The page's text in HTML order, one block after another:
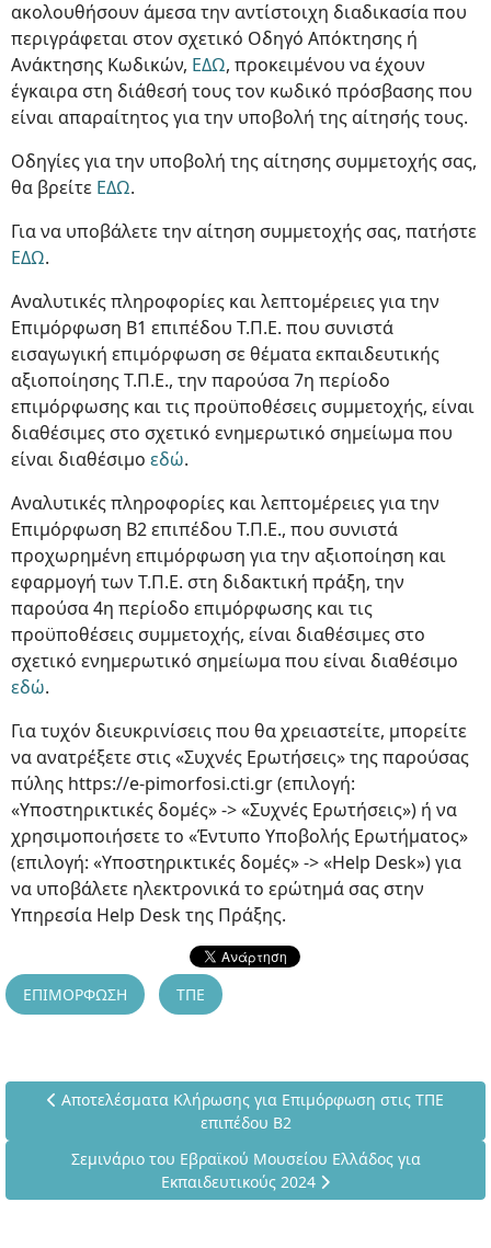
ακολουθήσουν άμεσα την αντίστοιχη διαδικασία που
περιγράφεται στον σχετικό Οδηγό Απόκτησης ή
Ανάκτησης Κωδικών, ΕΔΩ, προκειμένου να έχουν
έγκαιρα στη διάθεσή τους τον κωδικό πρόσβασης που
είναι απαραίτητος για την υποβολή της αίτησής τους.
Οδηγίες για την υποβολή της αίτησης συμμετοχής σας,
θα βρείτε ΕΔΩ.
Για να υποβάλετε την αίτηση συμμετοχής σας, πατήστε
ΕΔΩ.
Αναλυτικές πληροφορίες και λεπτομέρειες για την
Επιμόρφωση Β1 επιπέδου Τ.Π.Ε. που συνιστά
εισαγωγική επιμόρφωση σε θέματα εκπαιδευτικής
αξιοποίησης Τ.Π.Ε., την παρούσα 7η περίοδο
επιμόρφωσης και τις προϋποθέσεις συμμετοχής, είναι
διαθέσιμες στο σχετικό ενημερωτικό σημείωμα που
είναι διαθέσιμο εδώ.
Αναλυτικές πληροφορίες και λεπτομέρειες για την
Επιμόρφωση Β2 επιπέδου Τ.Π.Ε., που συνιστά
προχωρημένη επιμόρφωση για την αξιοποίηση και
εφαρμογή των Τ.Π.Ε. στη διδακτική πράξη, την
παρούσα 4η περίοδο επιμόρφωσης και τις
προϋποθέσεις συμμετοχής, είναι διαθέσιμες στο
σχετικό ενημερωτικό σημείωμα που είναι διαθέσιμο
εδώ.
Για τυχόν διευκρινίσεις που θα χρειαστείτε, μπορείτε
να ανατρέξετε στις «Συχνές Ερωτήσεις» της παρούσας
πύλης https://e-pimorfosi.cti.gr (επιλογή:
«Υποστηρικτικές δομές» -> «Συχνές Ερωτήσεις») ή να
χρησιμοποιήσετε το «Έντυπο Υποβολής Ερωτήματος»
(επιλογή: «Υποστηρικτικές δομές» -> «Help Desk») για
να υποβάλετε ηλεκτρονικά το ερώτημά σας στην
Υπηρεσία Help Desk της Πράξης.
ΕΠΙΜΟΡΦΩΣΗ ΤΠΕ
Προηγούμενο άρθρο: Αποτελέσματα Κλήρωσης για
Αποτελέσματα Κλήρωσης για Επιμόρφωση στις ΤΠΕ
επιπέδου Β2
Επόμενο άρθρο: Σεμινάριο του Εβραϊκού Μουσείου
Σεμινάριο του Εβραϊκού Μουσείου Ελλάδος για
Εκπαιδευτικούς 2024